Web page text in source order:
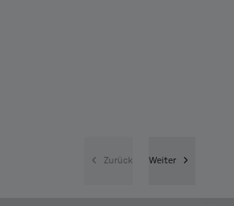
Zurück Weiter